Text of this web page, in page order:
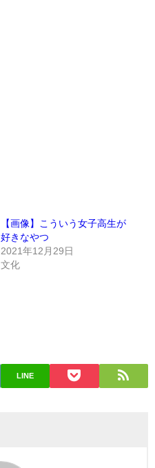
【画像】こういう女子高生が
好きなやつ
2021年12月29日
文化
LINE